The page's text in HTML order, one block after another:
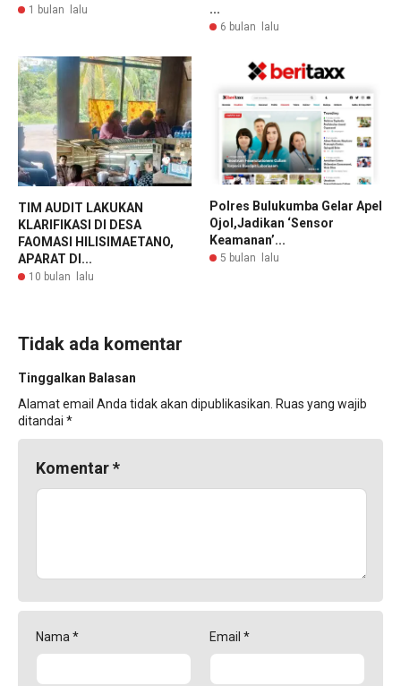
1 bulan lalu
...
6 bulan lalu
TIM AUDIT LAKUKAN
KLARIFIKASI DI DESA
FAOMASI HILISIMAETANO,
APARAT DI...
10 bulan lalu
Polres Bulukumba Gelar Apel
Ojol,Jadikan ‘Sensor
Keamanan’...
5 bulan lalu
Tidak ada komentar
Tinggalkan Balasan
Alamat email Anda tidak akan dipublikasikan. Ruas yang wajib
ditandai *
Komentar*
Nama* Email *